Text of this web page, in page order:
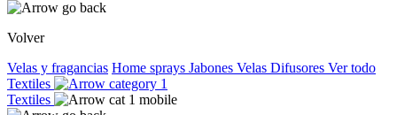
Volver
Velas y fragancias Home sprays Jabones Velas Difusores Ver todo
Textiles
Textiles